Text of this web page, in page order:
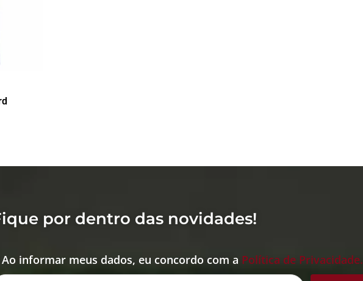
por dentro das novidades!
Ao informar meus dados, eu concordo com a Política de Privacidade.